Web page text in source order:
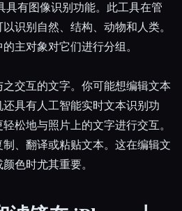
具有图像识别功能。此工具在管
识别自然、结构、动物和人类。
主对象对它们进行分组。
交互的文字。你可能想编辑文本
具有人工智能实时文本识别功
松地与照片上的文字进行交互。
、翻译或粘贴文本。这在编辑文
色时尤其重要。